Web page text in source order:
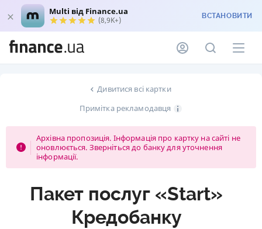
Multi від Finance.ua
(8,9K+) ВСТАНОВИТИ
Дивитися всі картки
Примітка рекламодавця
Архівна пропозиція. Інформація про картку на сайті не
оновлюється. Зверніться до банку для уточнення
інформації.
Пакет послуг «Start»
Кредобанку